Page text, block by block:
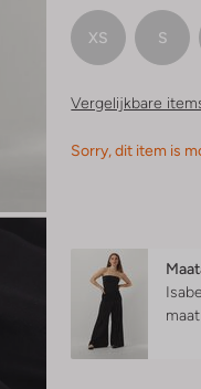
XS S
Vergelijkbare
Sorry, dit item is
maat